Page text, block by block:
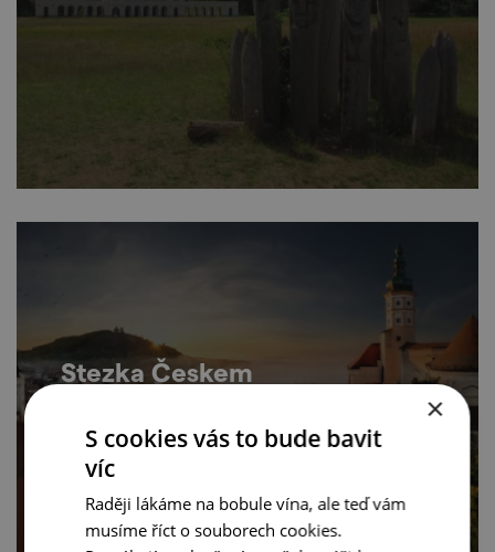
Stezka Českem
×
S cookies vás to bude bavit
víc
Raději lákáme na bobule vína, ale teď vám
musíme říct o souborech cookies.